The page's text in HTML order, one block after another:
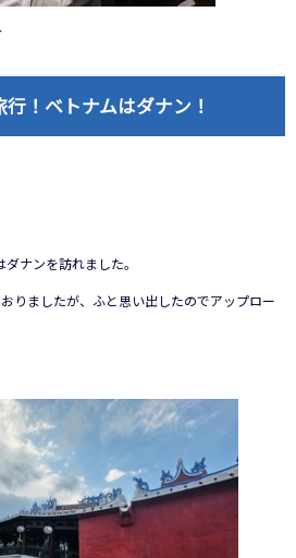
！ベトナムはダナン！
ナンを訪れました。
りましたが、ふと思い出したのでアップロー